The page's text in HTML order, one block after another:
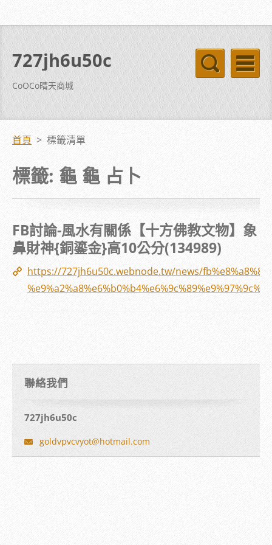
727jh6u50c
CoOCo晴天商城
首頁 > 標籤清單
標籤: 龜 龜 占卜
FB討論-風水有關係【十方佛教文物】象
鼻財神{銅鎏金}高10公分(134989)
https://727jh6u50c.webnode.tw/news/
聯絡我們
727jh6u50c
goldvpvcvyot@hotmail.com